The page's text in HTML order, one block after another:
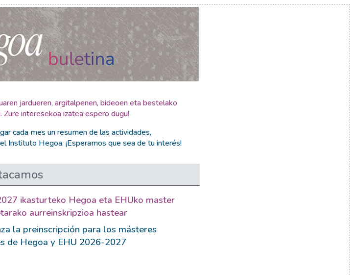
jardueren, argitalpenen, bideoen eta bestelako
Zure interesekoa izatea espero dugu!
cada mes un resumen de las actividades,
Instituto Hegoa. ¡Esperamos que sea de tu interés!
ikasturteko Hegoa eta EHUko master
aurreinskripzioa hastear
la preinscripción para los másteres
de Hegoa y EHU 2026-2027